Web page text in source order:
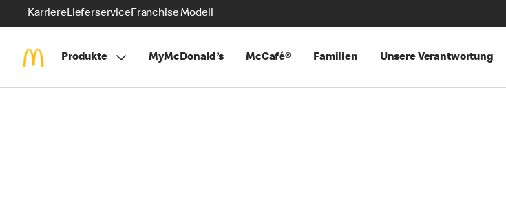
KarriereLieferserviceFranchise Modell
Produkte MyMcDonald’s McCafé® Familien Unsere Verantwortung